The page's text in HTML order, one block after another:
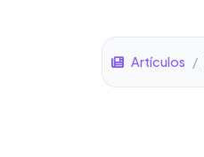
Artículos /